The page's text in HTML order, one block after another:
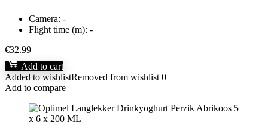
Camera: -
Flight time (m): -
€32.99
Add to cart
Added to wishlistRemoved from wishlist 0
Add to compare